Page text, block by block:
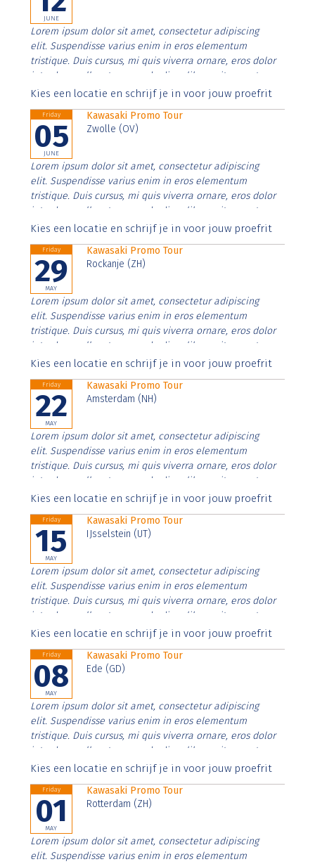
JUNE
Lorem ipsum dolor sit amet, consectetur adipiscing
elit. Suspendisse varius enim in eros elementum
tristique. Duis cursus, mi quis viverra ornare, eros dolor
interdum nulla, ut commodo diam libero vitae erat.
Aenean faucibus nibh et justo cursus id rutrum lorem
Kies een locatie en schrijf je in voor jouw proefrit
Friday
05
JUNE
Kawasaki Promo Tour
Zwolle (OV)
Lorem ipsum dolor sit amet, consectetur adipiscing
elit. Suspendisse varius enim in eros elementum
tristique. Duis cursus, mi quis viverra ornare, eros dolor
interdum nulla, ut commodo diam libero vitae erat.
Aenean faucibus nibh et justo cursus id rutrum lorem
Kies een locatie en schrijf je in voor jouw proefrit
Friday
29
MAY
Kawasaki Promo Tour
Rockanje (ZH)
Lorem ipsum dolor sit amet, consectetur adipiscing
elit. Suspendisse varius enim in eros elementum
tristique. Duis cursus, mi quis viverra ornare, eros dolor
interdum nulla, ut commodo diam libero vitae erat.
Aenean faucibus nibh et justo cursus id rutrum lorem
Kies een locatie en schrijf je in voor jouw proefrit
Friday
22
MAY
Kawasaki Promo Tour
Amsterdam (NH)
Lorem ipsum dolor sit amet, consectetur adipiscing
elit. Suspendisse varius enim in eros elementum
tristique. Duis cursus, mi quis viverra ornare, eros dolor
interdum nulla, ut commodo diam libero vitae erat.
Aenean faucibus nibh et justo cursus id rutrum lorem
Kies een locatie en schrijf je in voor jouw proefrit
Friday
15
MAY
Kawasaki Promo Tour
IJsselstein (UT)
Lorem ipsum dolor sit amet, consectetur adipiscing
elit. Suspendisse varius enim in eros elementum
tristique. Duis cursus, mi quis viverra ornare, eros dolor
interdum nulla, ut commodo diam libero vitae erat.
Aenean faucibus nibh et justo cursus id rutrum lorem
Kies een locatie en schrijf je in voor jouw proefrit
Friday
08
MAY
Kawasaki Promo Tour
Ede (GD)
Lorem ipsum dolor sit amet, consectetur adipiscing
elit. Suspendisse varius enim in eros elementum
tristique. Duis cursus, mi quis viverra ornare, eros dolor
interdum nulla, ut commodo diam libero vitae erat.
Aenean faucibus nibh et justo cursus id rutrum lorem
Kies een locatie en schrijf je in voor jouw proefrit
Friday
01
MAY
Kawasaki Promo Tour
Rotterdam (ZH)
Lorem ipsum dolor sit amet, consectetur adipiscing
elit. Suspendisse varius enim in eros elementum